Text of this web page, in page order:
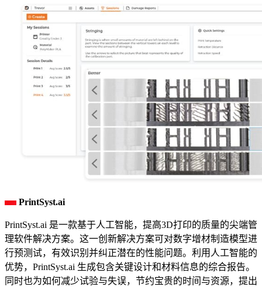
PrintSyst.ai
PrintSyst.ai 是一款基于人工智能，提高3D打印的质量的尖端管
理软件解决方案。这一创新解决方案可对数字增材制造模型进
行预测试，有效识别并纠正潜在的性能问题。利用人工智能的
优势，PrintSyst.ai 生成包含关键设计和材料信息的综合报告。
同时也为如何减少试验与失误，节约宝贵的时间与资源，提出